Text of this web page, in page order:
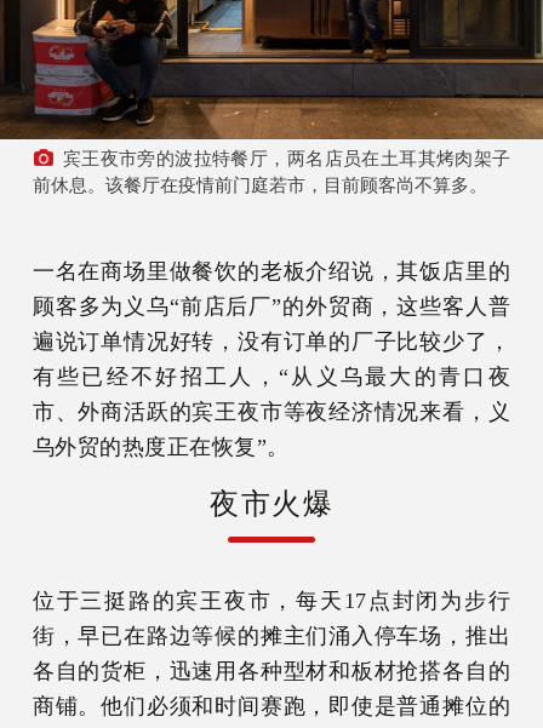
宾王夜市旁的波拉特餐厅，两名店员在土耳其烤肉架子
前休息。该餐厅在疫情前门庭若市，目前顾客尚不算多。
一名在商场里做餐饮的老板介绍说，其饭店里的
顾客多为义乌“前店后厂”的外贸商，这些客人普
遍说订单情况好转，没有订单的厂子比较少了，
有些已经不好招工人，“从义乌最大的青口夜
市、外商活跃的宾王夜市等夜经济情况来看，义
乌外贸的热度正在恢复”。
夜市火爆
位于三挺路的宾王夜市，每天17点封闭为步行
街，早已在路边等候的摊主们涌入停车场，推出
各自的货柜，迅速用各种型材和板材抢搭各自的
商铺。他们必须和时间赛跑，即使是普通摊位的